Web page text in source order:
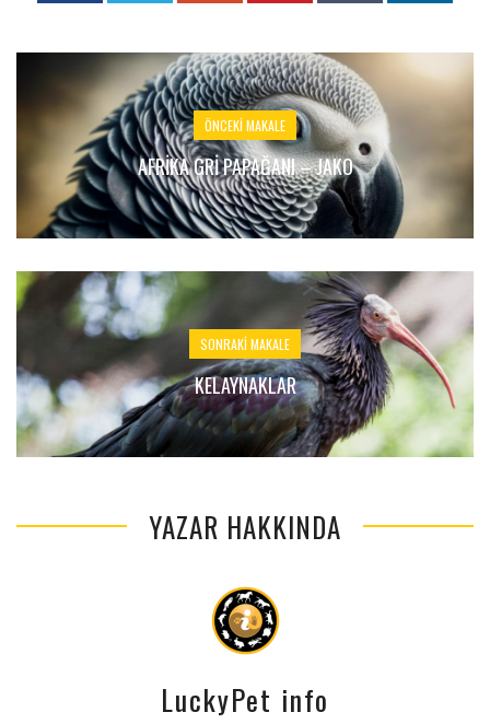
ÖNCEKI MAKALE
AFRIKA GRI PAPAĞANI – JAKO
SONRAKI MAKALE
KELAYNAKLAR
YAZAR HAKKINDA
LuckyPet info